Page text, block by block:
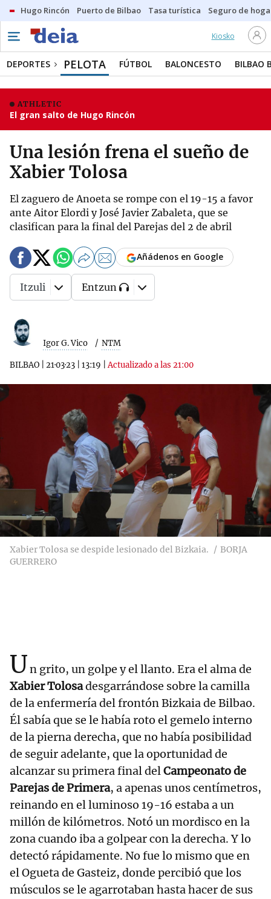
Hugo Rincón Puerto de Bilbao Tasa turística Seguro de
Kiosko
DEPORTES PELOTA FÚTBOL BALONCESTO BILBAO
ATHLETIC
El gran salto de Hugo Rincón
Una lesión frena el sueño de
Xabier Tolosa
El zaguero de Anoeta se rompe con el 19-15 a favor
ante Aitor Elordi y José Javier Zabaleta, que se
clasifican para la final del Parejas del 2 de abril
Igor G. Vico NTM
BILBAO 21·03·23 13:19 |Actualizado a las 21:00
Añádenos en Google
Itzuli Entzun
Xabier Tolosa se despide lesionado del Bizkaia.
BORJA
GUERRERO
Un grito, un golpe y el llanto. Era el alma de
Xabier Tolosadesgarrándose sobre la camilla
de la enfermería del frontón Bizkaia de Bilbao.
Él sabía que se le había roto el gemelo interno
de la pierna derecha, que no había posibilidad
de seguir adelante, que la oportunidad de
alcanzar su primera final delCampeonato de
Parejas de Primera, a apenas unos centímetros,
reinando en el luminoso 19-16 estaba a un
millón de kilómetros. Notó un mordisco en la
zona cuando iba a golpear con la derecha. Y lo
detectó rápidamente. No fue lo mismo que en
el Ogueta de Gasteiz, donde percibió que los
músculos se le agarrotaban hasta hacer de sus